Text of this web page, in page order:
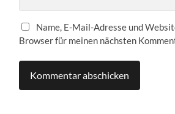
Name, E-Mail-Adresse und
Browser für meinen nächsten